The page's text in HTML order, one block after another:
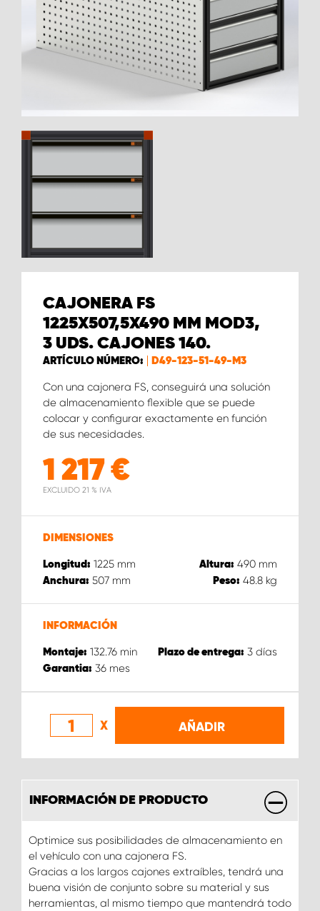
CAJONERA FS
1225X507,5X490 MM MOD3,
3 UDS. CAJONES 140.
ARTÍCULO NÚMERO: D49-123-51-49-M3
Con una cajonera FS, conseguirá una solución
de almacenamiento flexible que se puede
colocar y configurar exactamente en función
de sus necesidades.
1 217€
EXCLUIDO 21 % IVA
DIMENSIONES
Longitud: 1225 mm Altura: 490 mm
Anchura: 507 mm Peso: 48.8 kg
INFORMACIÓN
Montaje: 132.76 min Plazo de entrega: 3 días
Garantia: 36 mes
X AÑADIR
INFORMACIÓN DE PRODUCTO
Optimice sus posibilidades de almacenamiento en
el vehículo con una cajonera FS.
Gracias a los largos cajones extraíbles, tendrá una
buena visión de conjunto sobre su material y sus
herramientas, al mismo tiempo que mantendrá todo